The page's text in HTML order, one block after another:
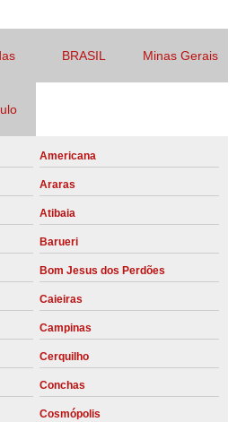
BRASIL Minas Gerais
Americana
Araras
Atibaia
Barueri
Bom Jesus dos Perdões
Caieiras
Campinas
Cerquilho
Conchas
Cosmópolis